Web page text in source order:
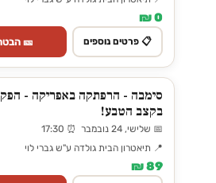
0 ₪
📋 פרטים נוספים 🎫
סימבה - הרפתקה באפריקה -
בקצב הטבע!
📅 שלישי, 24 נובמבר ⏰ 17:30
📍 תיאטרון הבית גולדה ע"ש גברי לוי
89 ₪